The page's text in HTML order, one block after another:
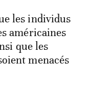
les individus
américaines
que les
menacés